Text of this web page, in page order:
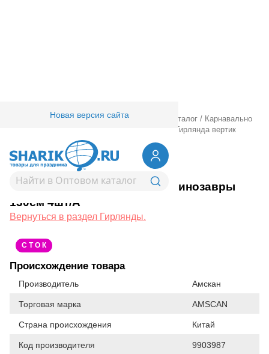
Новая версия сайта
Товары для праздника/ Оптовый каталог / Карнавально
Гирлянда вертик
Динозавры 130см 4шт/А
1505-2184Гирлянда вертик Динозавры
130см 4шт/А
Вернуться в раздел Гирлянды.
С Т О К
Происхождение товара
Производитель Амскан
Торговая марка AMSCAN
Страна происхождения Китай
Код производителя 9903987